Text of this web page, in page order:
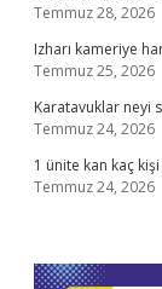
Temmuz 28, 2026
Izharı kameriye
Temmuz 25, 2026
Karatavuklar neyi
Temmuz 24, 2026
1 ünite kan kaç kişi
Temmuz 24, 2026